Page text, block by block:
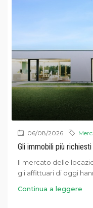
06/08/2026
Gli immobili più
Il mercato delle
gli affittuari di oggi
Continua a leggere